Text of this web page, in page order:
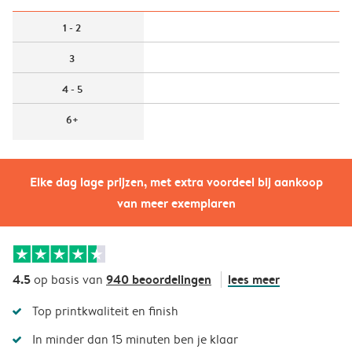
Elke dag lage prijzen, met extra voordeel bij aankoop
van meer exemplaren
1 - 2
3
4 - 5
6+
4.5op basis van 940 beoordelingen lees meer
Top printkwaliteit en finish
In minder dan 15 minuten ben je klaar